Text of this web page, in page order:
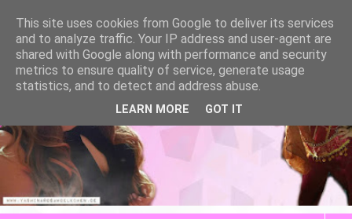
This site uses cookies from Google to deliver its services
and to analyze traffic. Your IP address and user-agent are
shared with Google along with performance and security
metrics to ensure quality of service, generate usage
statistics, and to detect and address abuse.
LEARN MORE GOT IT